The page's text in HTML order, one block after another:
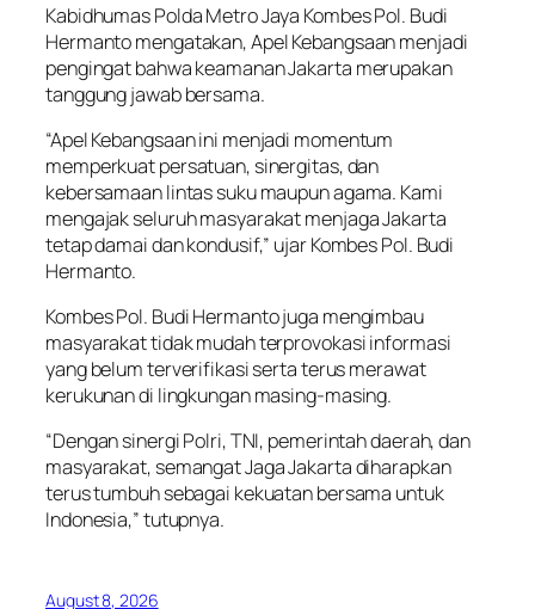
Kabidhumas Polda Metro Jaya Kombes Pol. Budi
Hermanto mengatakan, Apel Kebangsaan menjadi
pengingat bahwa keamanan Jakarta merupakan
tanggung jawab bersama.
“Apel Kebangsaan ini menjadi momentum
memperkuat persatuan, sinergitas, dan
kebersamaan lintas suku maupun agama. Kami
mengajak seluruh masyarakat menjaga Jakarta
tetap damai dan kondusif,” ujar Kombes Pol. Budi
Hermanto.
Kombes Pol. Budi Hermanto juga mengimbau
masyarakat tidak mudah terprovokasi informasi
yang belum terverifikasi serta terus merawat
kerukunan di lingkungan masing-masing.
“Dengan sinergi Polri, TNI, pemerintah daerah, dan
masyarakat, semangat Jaga Jakarta diharapkan
terus tumbuh sebagai kekuatan bersama untuk
Indonesia,” tutupnya.
August 8, 2026